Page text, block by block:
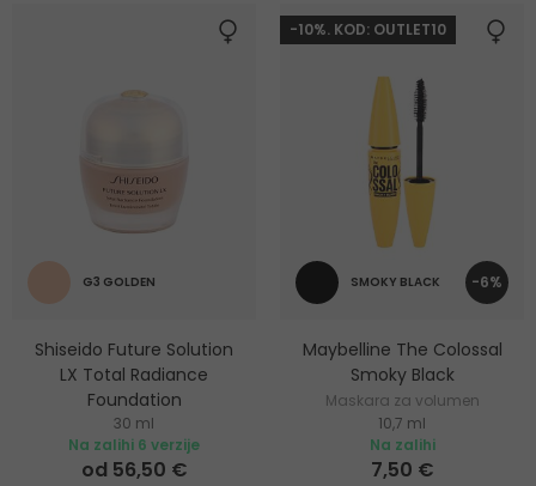
G3 GOLDEN
Shiseido Future Solution
LX Total Radiance
Foundation
Posvjetljujući puder
30 ml
Na zalihi 6 verzije
od 56,50 €
-10%. KOD: OUTLET10
-6%
SMOKY BLACK
Maybelline The Colossal
Smoky Black
Maskara za volumen
trepavica
10,7 ml
Na zalihi
7,50 €